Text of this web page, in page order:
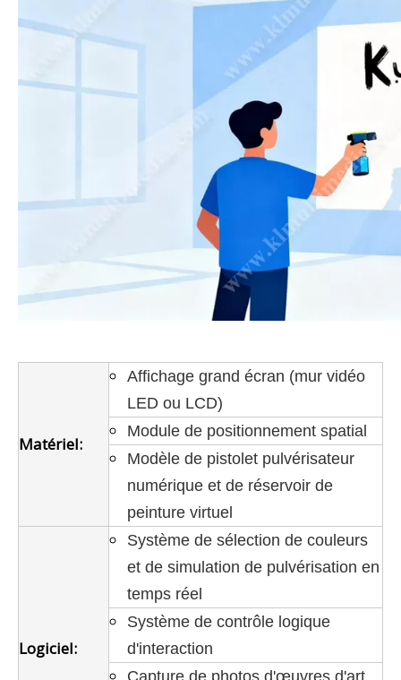
Matériel:
Affichage grand écran (mur vidéo
LED ou LCD)
Module de positionnement spatial
Modèle de pistolet pulvérisateur
numérique et de réservoir de
peinture virtuel
Logiciel:
Système de sélection de couleurs
et de simulation de pulvérisation en
temps réel
Système de contrôle logique
d'interaction
Capture de photos d'œuvres d'art